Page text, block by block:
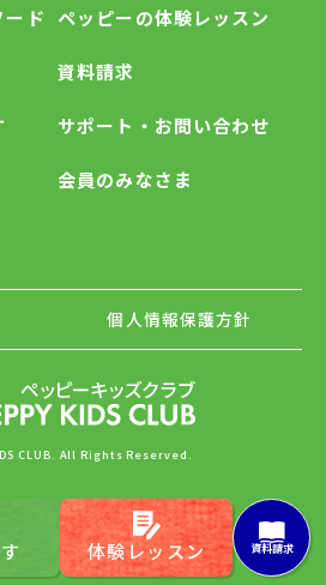
ード
ペッピーの体験レッスン
資料請求
サポート・お問い合わせ
会員のみなさま
個人情報保護方針
CLUB. All Rights Reserved.
体験レッスン 資料請求